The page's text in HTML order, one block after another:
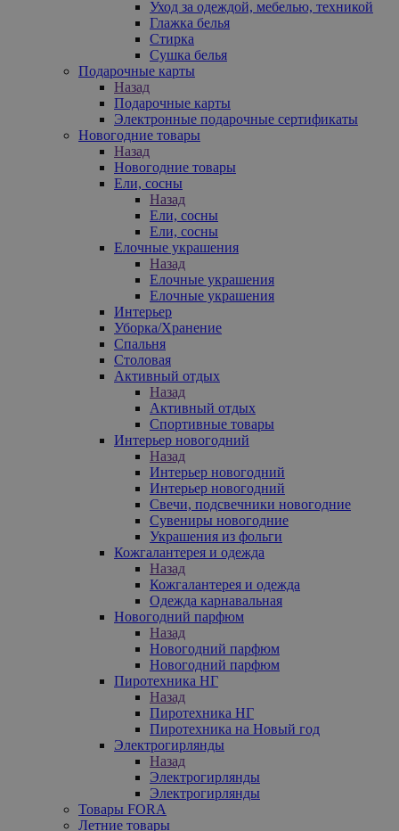
Уход за одеждой, мебелью, техникой
Глажка белья
Стирка
Сушка белья
Подарочные карты
Назад
Подарочные карты
Электронные подарочные сертификаты
Новогодние товары
Назад
Новогодние товары
Ели, сосны
Назад
Ели, сосны
Ели, сосны
Елочные украшения
Назад
Елочные украшения
Елочные украшения
Интерьер
Уборка/Хранение
Спальня
Столовая
Активный отдых
Назад
Активный отдых
Спортивные товары
Интерьер новогодний
Назад
Интерьер новогодний
Интерьер новогодний
Свечи, подсвечники новогодние
Сувениры новогодние
Украшения из фольги
Кожгалантерея и одежда
Назад
Кожгалантерея и одежда
Одежда карнавальная
Новогодний парфюм
Назад
Новогодний парфюм
Новогодний парфюм
Пиротехника НГ
Назад
Пиротехника НГ
Пиротехника на Новый год
Электрогирлянды
Назад
Электрогирлянды
Электрогирлянды
Товары FORA
Летние товары